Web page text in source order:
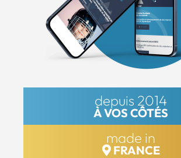
depuis 2014
À VOS CÔTÉS
made in
FRANCE